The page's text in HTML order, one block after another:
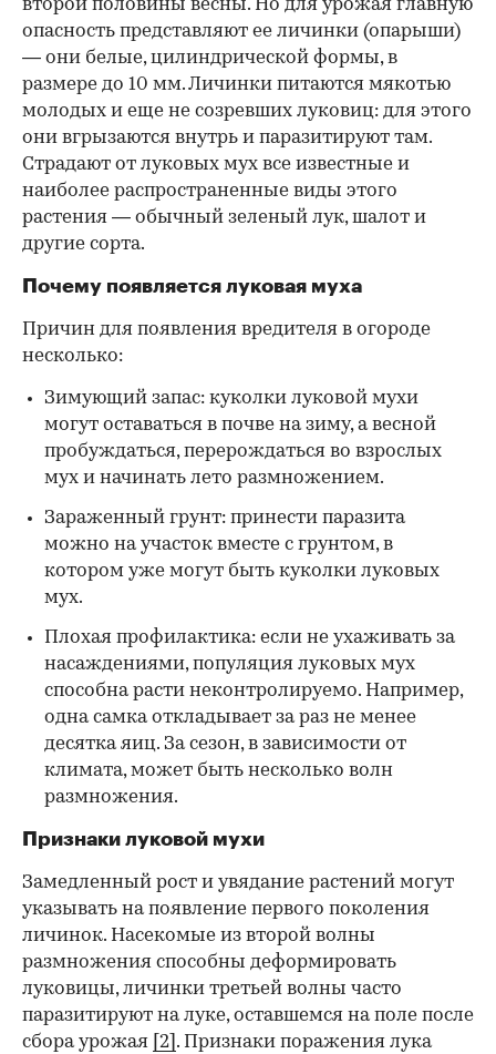
второй половины весны. Но для урожая главную
опасность представляют ее личинки (опарыши)
— они белые, цилиндрической формы, в
размере до 10 мм. Личинки питаются мякотью
молодых и еще не созревших луковиц: для этого
они вгрызаются внутрь и паразитируют там.
Страдают от луковых мух все известные и
наиболее распространенные виды этого
растения — обычный зеленый лук, шалот и
другие сорта.
Почему появляется луковая муха
Причин для появления вредителя в огороде
несколько:
Зимующий запас: куколки луковой мухи
могут оставаться в почве на зиму, а весной
пробуждаться, перерождаться во взрослых
мух и начинать лето размножением.
Зараженный грунт: принести паразита
можно на участок вместе с грунтом, в
котором уже могут быть куколки луковых
мух.
Плохая профилактика: если не ухаживать за
насаждениями, популяция луковых мух
способна расти неконтролируемо. Например,
одна самка откладывает за раз не менее
десятка яиц. За сезон, в зависимости от
климата, может быть несколько волн
размножения.
Признаки луковой мухи
Замедленный рост и увядание растений могут
указывать на появление первого поколения
личинок. Насекомые из второй волны
размножения способны деформировать
луковицы, личинки третьей волны часто
паразитируют на луке, оставшемся на поле после
сбора урожая [2] . Признаки поражения лука